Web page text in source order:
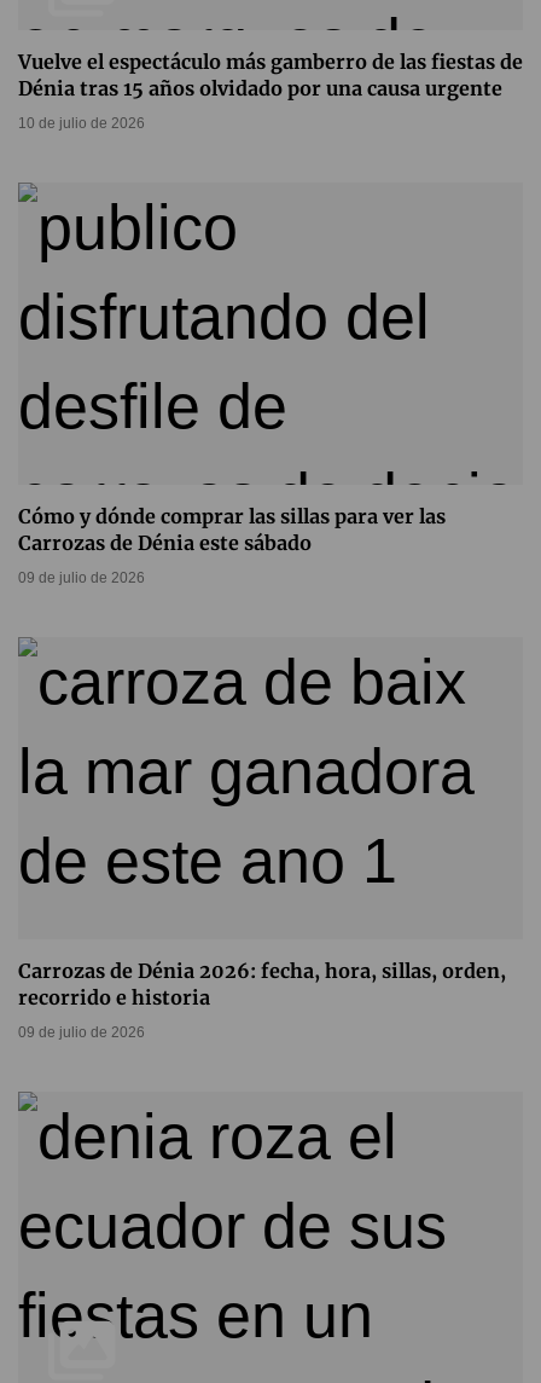
Vuelve el espectáculo más gamberro de las fiestas de
Dénia tras 15 años olvidado por una causa urgente
10 de julio de 2026
Cómo y dónde comprar las sillas para ver las
Carrozas de Dénia este sábado
09 de julio de 2026
Carrozas de Dénia 2026: fecha, hora, sillas, orden,
recorrido e historia
09 de julio de 2026